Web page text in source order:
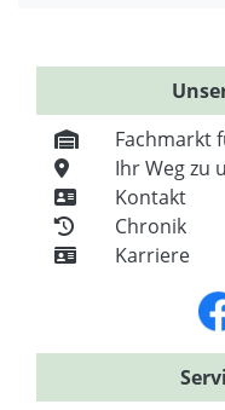
Fachmarkt
Ihr Weg zu
Kontakt
Chronik
Karriere